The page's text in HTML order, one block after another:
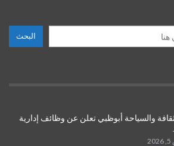
البحث
والسياحة أبوظبي تعلن عن وظائف إدارية